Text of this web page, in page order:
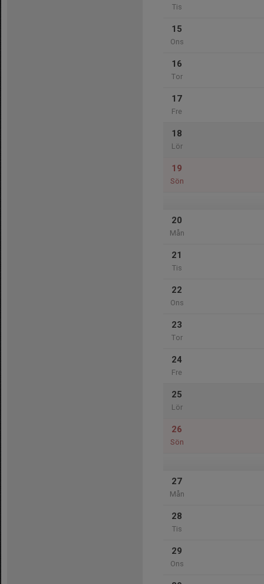
Tis
15
Ons
16
Tor
17
Fre
18
Lör
19
Sön
20
Mån
21
Tis
22
Ons
23
Tor
24
Fre
25
Lör
26
Sön
27
Mån
28
Tis
29
Ons